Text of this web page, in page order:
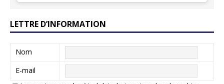
LETTRE D’INFORMATION
Nom
E-mail